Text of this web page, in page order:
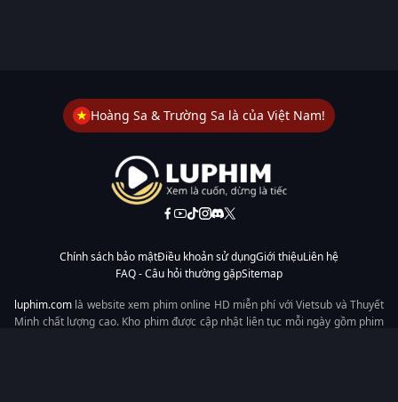
Hoàng Sa & Trường Sa là của Việt Nam!
Chính sách bảo mậtĐiều khoản sử dụngGiới thiệuLiên hệ
FAQ - Câu hỏi thường gặpSitemap
luphim.com là website xem phim online HD miễn phí với Vietsub và Thuyết
Minh chất lượng cao. Kho phim được cập nhật liên tục mỗi ngày gồm phim